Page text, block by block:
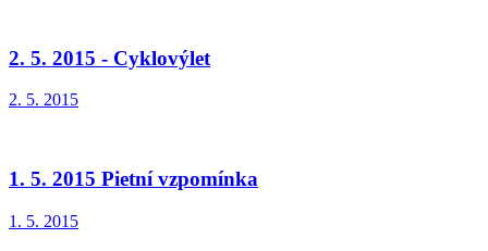
2. 5. 2015 - Cyklovýlet
2. 5. 2015
1. 5. 2015 Pietní vzpomínka
1. 5. 2015